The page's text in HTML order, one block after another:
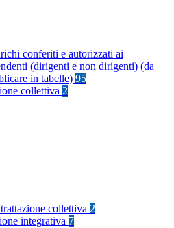
conferiti e autorizzati ai
(dirigenti e non dirigenti) (da
in tabelle) 95
collettiva 2
collettiva 2
integrativa 7